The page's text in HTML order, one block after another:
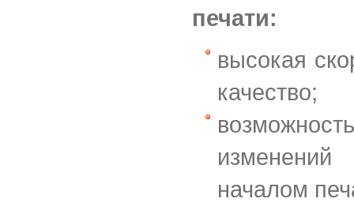
печати:
высокая
качество;
началом